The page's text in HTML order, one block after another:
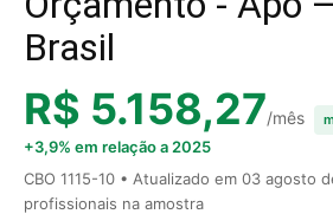
Brasil
R$ 5.158,27/mês
+3,9% em relação a 2025
CBO 1115-10 • Atualizado em 03 agosto
profissionais na amostra